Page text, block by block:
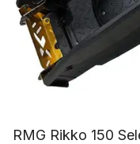
RMG Rikko 150